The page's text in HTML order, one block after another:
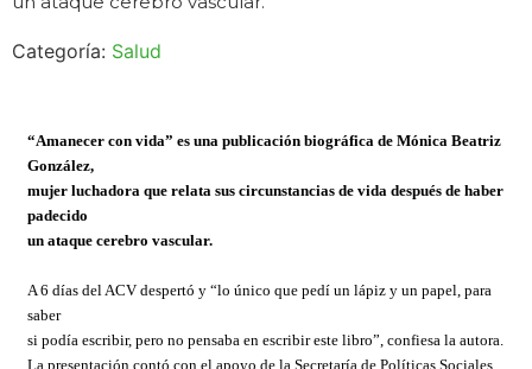
Categoría: Salud
“Amanecer con vida” es una publicación biográfica de Mónica Beatriz
González,
mujer luchadora que relata sus circunstancias de vida después de haber
padecido
un ataque cerebro vascular.
A 6 días del ACV despertó y “lo único que pedí un lápiz y un papel, para
saber
si podía escribir, pero no pensaba en escribir este libro”, confiesa la autora.
La presentación contó con el apoyo de la Secretaría de Políticas Sociales,